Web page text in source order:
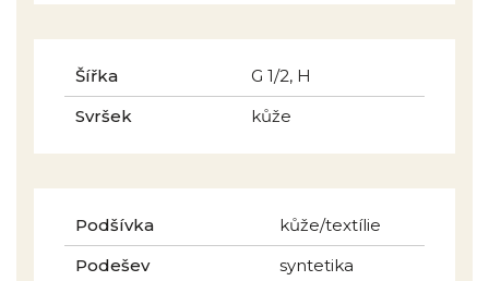
Šířka
G 1/2, H
Svršek
kůže
Podšívka
kůže/textílie
Podešev
syntetika